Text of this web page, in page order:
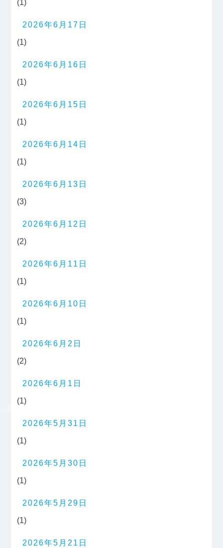
(1)
2026年6月17日
(1)
2026年6月16日
(1)
2026年6月15日
(1)
2026年6月14日
(1)
2026年6月13日
(3)
2026年6月12日
(2)
2026年6月11日
(1)
2026年6月10日
(1)
2026年6月2日
(2)
2026年6月1日
(1)
2026年5月31日
(1)
2026年5月30日
(1)
2026年5月29日
(1)
2026年5月21日